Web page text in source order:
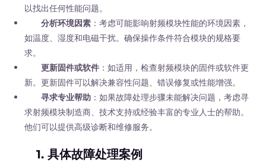
以找出任何性能问题。
分析环境因素 ：考虑可能影响射频模块性能的环境因素，
如温度、湿度和电磁干扰。确保操作条件符合模块的规格要
求。
更新固件或软件 ：如适用，检查射频模块的固件或软件更
新。更新固件可以解决兼容性问题、错误修复或性能增强。
寻求专业帮助 ：如果故障处理步骤未能解决问题，考虑寻
求射频模块制造商、技术支持或经验丰富的专业人士的帮助。
他们可以提供高级诊断和维修服务。
1. 具体故障处理案例